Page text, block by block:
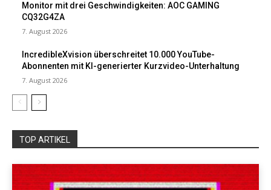
Monitor mit drei Geschwindigkeiten: AOC GAMING
CQ32G4ZA
7. August 2026
IncredibleXvision überschreitet 10.000 YouTube-
Abonnenten mit KI-generierter Kurzvideo-Unterhaltung
7. August 2026
TOP ARTIKEL